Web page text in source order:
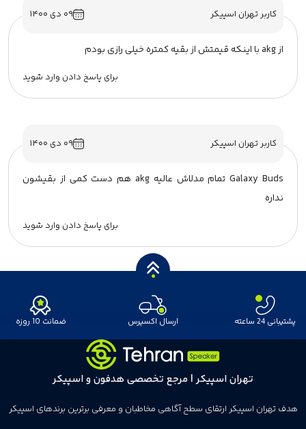
کاربر تهران اسپیکر ۰۹ دی ۱۴۰۰
از akg با اینکه قیمتش از بقیه کمتره خیلی رازی بودم
برای پاسخ دادن وارد شوید
کاربر تهران اسپیکر ۰۹ دی ۱۴۰۰
Galaxy Buds تمام مدلاش عالیه akg هم دست کمی از بقیشون
نداره
برای پاسخ دادن وارد شوید
پشتیبانی 24 ساعته ارسال اکسپرس ضمانت 10 روزه
تهران اسپیکر | مرجع تخصصی هدفون و اسپیکر
هدف تهران اسپیکر ارتقای سطح آگاهی مخاطبان و معرفی برترین برندهای اسپیکر